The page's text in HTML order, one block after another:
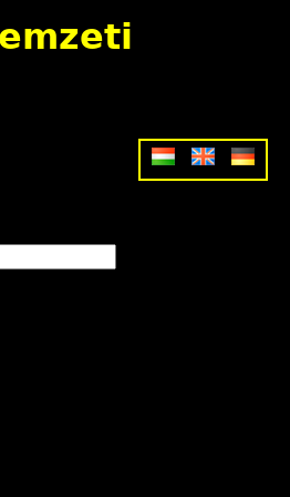
to navigation